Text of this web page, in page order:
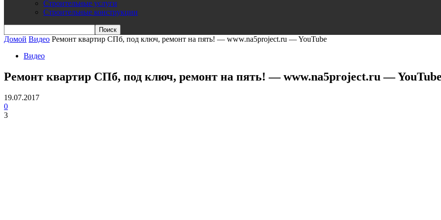
Строительные услуги
Строительные конструкции
Домой Видео Ремонт квартир СПб, под ключ, ремонт на пять! — www.na5project.ru — YouTube
Видео
Ремонт квартир СПб, под ключ, ремонт на пять! — www.na5project.ru —
19.07.2017
0
3